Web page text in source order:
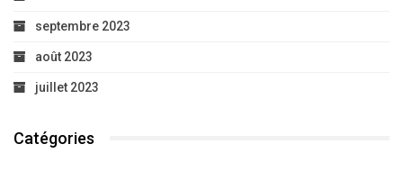
septembre 2023
août 2023
juillet 2023
Catégories